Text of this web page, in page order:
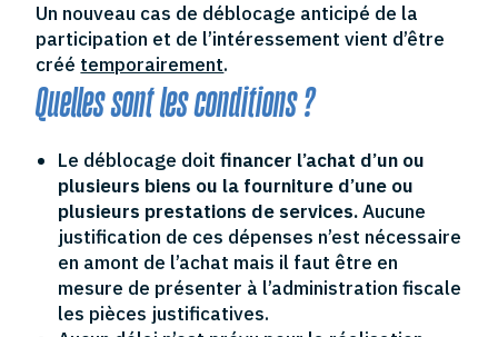
Un nouveau cas de déblocage anticipé de la
participation et de l’intéressement vient d’être
créé temporairement.
Quelles sont les conditions ?
Le déblocage doitfinancer l’achat d’un ou
plusieurs biens ou la fourniture d’une ou
plusieurs prestations de services.Aucune
justification de ces dépenses n’est nécessaire
en amont de l’achat mais il faut être en
mesure de présenter à l’administration fiscale
les pièces justificatives.